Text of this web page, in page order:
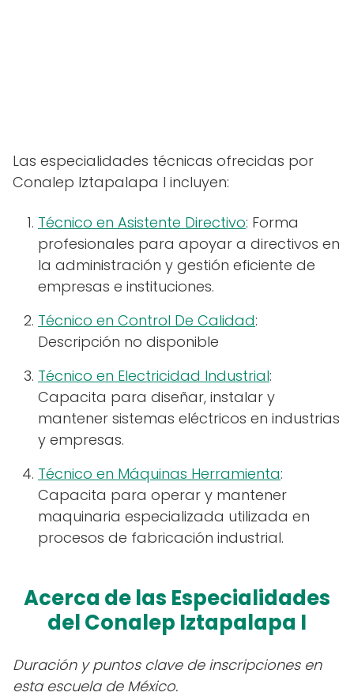
Las especialidades técnicas ofrecidas por
Conalep Iztapalapa I incluyen:
Técnico en Asistente Directivo: Forma
profesionales para apoyar a directivos en
la administración y gestión eficiente de
empresas e instituciones.
Técnico en Control De Calidad:
Descripción no disponible
Técnico en Electricidad Industrial:
Capacita para diseñar, instalar y
mantener sistemas eléctricos en industrias
y empresas.
Técnico en Máquinas Herramienta:
Capacita para operar y mantener
maquinaria especializada utilizada en
procesos de fabricación industrial.
Acerca de las Especialidades
del Conalep Iztapalapa I
Duración y puntos clave de inscripciones en
esta escuela de México.